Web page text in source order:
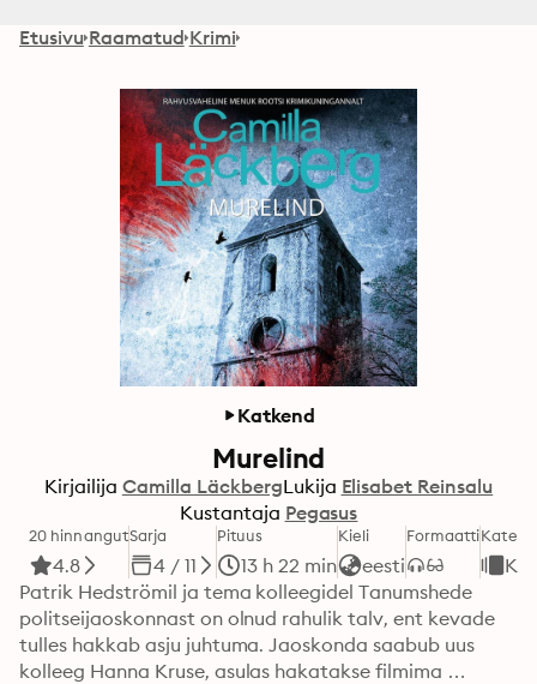
Etusivu Raamatud Krimi
Katkend
Murelind
Kirjailija Camilla LäckbergLukija Elisabet Reinsalu
Kustantaja Pegasus
20 hinnangut
4.8
Sarja
4 / 11
Pituus
13 h 22 min
Kieli
eesti
Formaatti
Patrik Hedströmil ja tema kolleegidel Tanumshede
politseijaoskonnast on olnud rahulik talv, ent kevade
tulles hakkab asju juhtuma. Jaoskonda saabub uus
kolleeg Hanna Kruse, asulas hakatakse filmima